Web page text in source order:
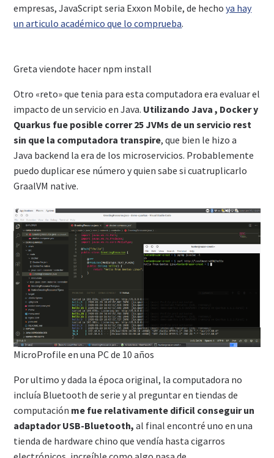
empresas, JavaScript seria Exxon Mobile, de hechoya hay
un articulo académico que lo comprueba.
Greta viendote hacer npm install
Otro «reto» que tenia para esta computadora era evaluar el
impacto de un servicio en Java. Utilizando Java , Docker y
Quarkus fue posible correr 25 JVMs de un servicio rest
sin que la computadora transpire, que bien le hizo a
Java backend la era de los microservicios. Probablemente
puedo duplicar ese número y quien sabe si cuatruplicarlo
GraalVM native.
MicroProfile en una PC de 10 años
Por ultimo y dada la época original, la computadora no
incluía Bluetooth de serie y al preguntar en tiendas de
computación me fue relativamente dificil conseguir un
adaptador USB-Bluetooth, al final encontré uno en una
tienda de hardware chino que vendía hasta cigarros